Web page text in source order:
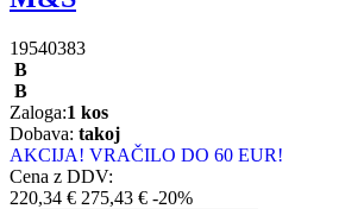
19540383
B
B
Zaloga:1 kos
Dobava: takoj
AKCIJA! VRAČILO DO 60 EUR!
Cena z DDV:
220,34 € 275,43 € -20%